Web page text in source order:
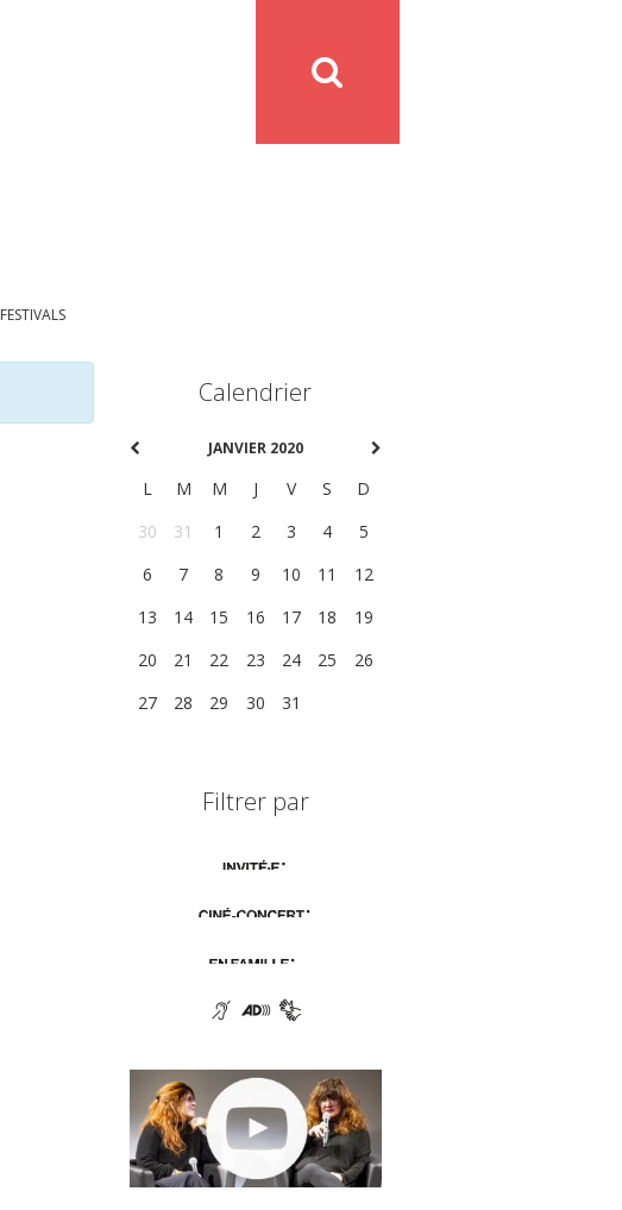
FESTIVALS
Calendrier
JANVIER 2020
L M M J V S
D
30
31 1 2 3 4
5
6
7 8 9 10 11
12
13
14 15 16 17 18
19
20
21 22 23 24 25
26
27
28 29 30 31
Filtrer par